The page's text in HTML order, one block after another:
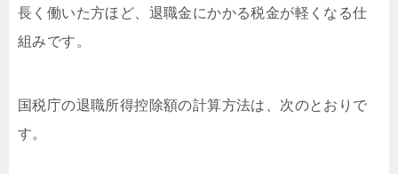
長く働いた方ほど、退職金にかかる税金が軽くなる仕
組みです。
国税庁の退職所得控除額の計算方法は、次のとおりで
す。